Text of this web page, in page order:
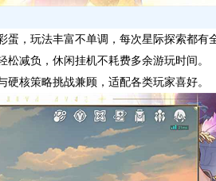
，玩法丰富不单调，每次星际探索都有全
减负，休闲挂机不耗费多余游玩时间。
核策略挑战兼顾，适配各类玩家喜好。